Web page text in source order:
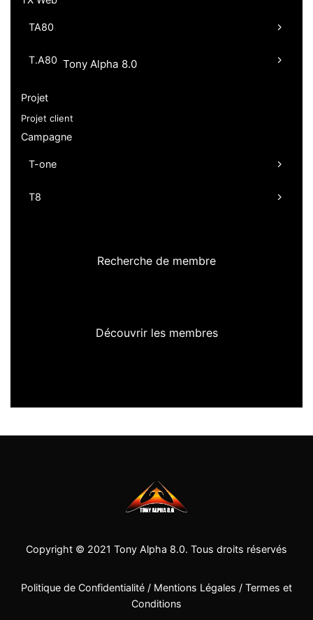
TA80
T.A80 Tony Alpha 8.0
Projet
Projet client
Campagne
T-one
T8
Recherche de membre
Découvrir les membres
Copyright © 2021 Tony Alpha 8.0. Tous droits réservés
Politique de Confidentialité / Mentions Légales / Termes et
Conditions